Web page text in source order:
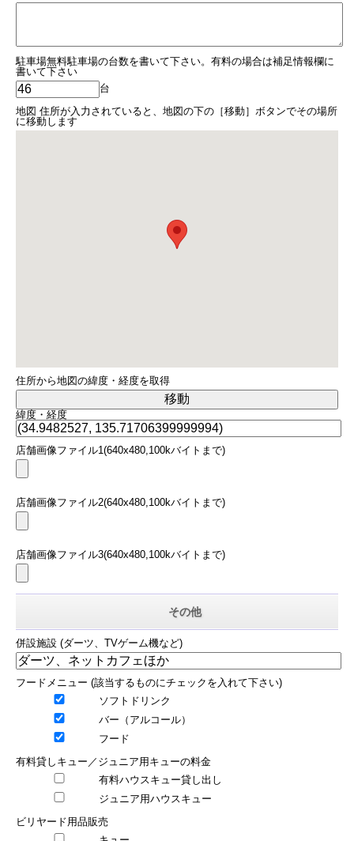
駐車場無料駐車場の台数を書いて下さい。有料の場合は補足情報欄に
書いて下さい
台
地図 住所が入力されていると、地図の下の［移動］ボタンでその場所
に移動します
住所から地図の緯度・経度を取得
緯度・経度
店舗画像ファイル1(640x480,100kバイトまで)
店舗画像ファイル2(640x480,100kバイトまで)
店舗画像ファイル3(640x480,100kバイトまで)
その他
併設施設 (ダーツ、TVゲーム機など)
フードメニュー (該当するものにチェックを入れて下さい)
ソフトドリンク
バー（アルコール）
フード
有料貸しキュー／ジュニア用キューの料金
有料ハウスキュー貸し出し
ジュニア用ハウスキュー
ビリヤード用品販売